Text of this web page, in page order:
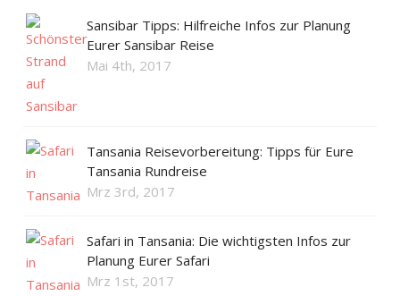
Sansibar Tipps: Hilfreiche Infos zur Planung
Eurer Sansibar Reise
Mai 4th, 2017
Tansania Reisevorbereitung: Tipps für Eure
Tansania Rundreise
Mrz 3rd, 2017
Safari in Tansania: Die wichtigsten Infos zur
Planung Eurer Safari
Mrz 1st, 2017